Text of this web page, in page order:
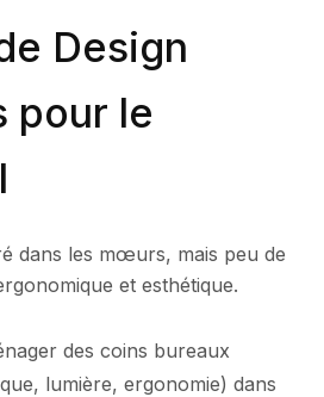
Design
pour le
dans les mœurs, mais peu de
et esthétique.
des coins bureaux
lumière, ergonomie) dans